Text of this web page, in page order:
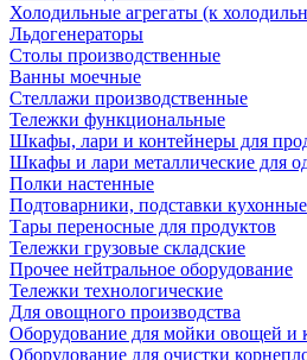
Холодильные агрегаты (к
Льдогенераторы
Столы производственные
Ванны моечные
Стеллажи производственные
Тележки функциональные
Шкафы, лари и контейнеры для
Шкафы и лари металлические для
Полки настенные
Подтоварники, подставки кухонные
Тары переносные для продуктов
Тележки грузовые складские
Прочее нейтральное оборудование
Тележки технологические
Для овощного производства
Оборудование для мойки овощей и
Оборудование для очистки